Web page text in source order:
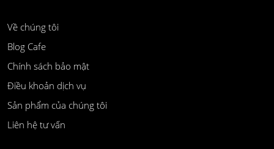
Về chúng tôi
Blog Cafe
Chính sách bảo mật
Điều khoản dịch vụ
Sản phẩm của chúng tôi
Liên hệ tư vấn